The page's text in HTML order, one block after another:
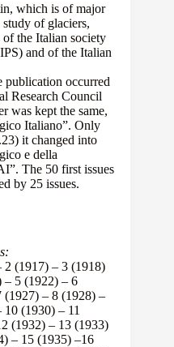
which is of major
of glaciers,
of the Italian society
and of the Italian
publication occurred
Research Council
was kept the same,
Italiano”. Only
it changed into
e della
The 50 first issues
by 25 issues.
2 (1917) – 3 (1918)
– 5 (1922) – 6
(1927) – 8 (1928) –
10 (1930) – 11
(1932) – 13 (1933)
– 15 (1935) –16